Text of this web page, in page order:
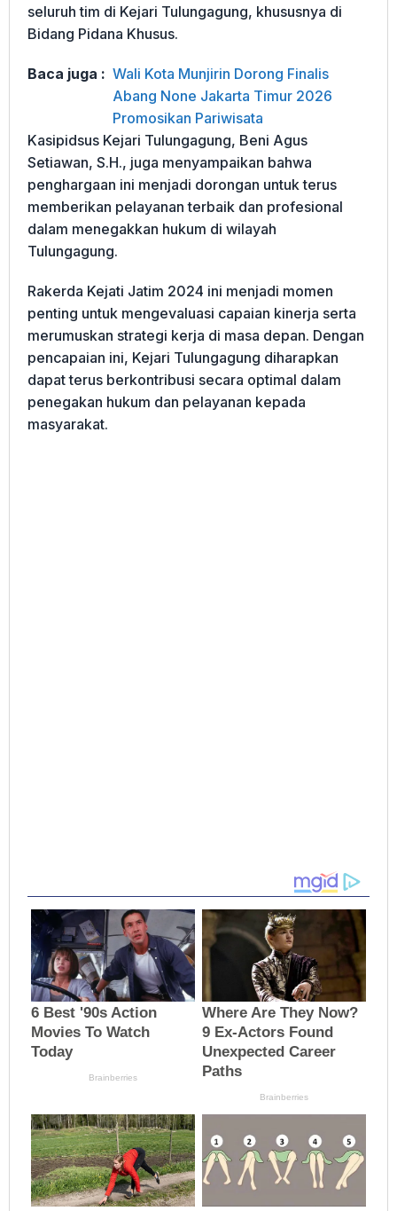
seluruh tim di Kejari Tulungagung, khususnya di
Bidang Pidana Khusus.
Baca juga : Wali Kota Munjirin Dorong Finalis
Abang None Jakarta Timur 2026
Promosikan Pariwisata
Kasipidsus Kejari Tulungagung, Beni Agus
Setiawan, S.H., juga menyampaikan bahwa
penghargaan ini menjadi dorongan untuk terus
memberikan pelayanan terbaik dan profesional
dalam menegakkan hukum di wilayah
Tulungagung.
Rakerda Kejati Jatim 2024 ini menjadi momen
penting untuk mengevaluasi capaian kinerja serta
merumuskan strategi kerja di masa depan. Dengan
pencapaian ini, Kejari Tulungagung diharapkan
dapat terus berkontribusi secara optimal dalam
penegakan hukum dan pelayanan kepada
masyarakat.